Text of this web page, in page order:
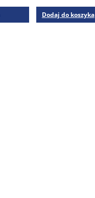
Dodaj do koszyka